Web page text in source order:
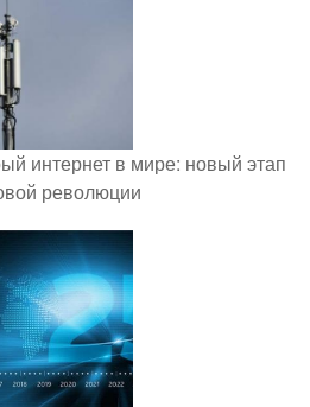
интернет в мире: новый этап
революции